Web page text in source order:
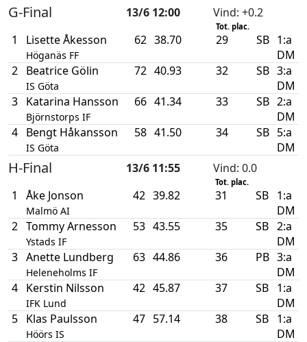
G-Final 13/6 12:00 Vind: +0.2
Tot. plac.
1 Lisette Åkesson
Höganäs FF
62 38.70 29 SB 1:a
DM
2
Beatrice Gölin
IS Göta
72 40.93 32 SB 3:a
DM
3
Katarina Hansson
Björnstorps IF
66 41.34 33 SB 2:a
DM
4
Bengt Håkansson
IS Göta
58 41.50 34 SB 5:a
DM
H-Final 13/6 11:55 Vind: 0.0
Tot. plac.
1 Åke Jonson
Malmö AI
42 39.82 31 SB
1:a
DM
2 Tommy Arnesson
Ystads IF
53 43.55 35 SB 2:a
DM
3 Anette Lundberg
Heleneholms IF
63 44.86 36 PB 3:a
DM
4
Kerstin Nilsson
IFK Lund
42 45.87 37 SB
1:a
DM
5
Klas Paulsson
Höörs IS
47 57.14 38 SB
1:a
DM